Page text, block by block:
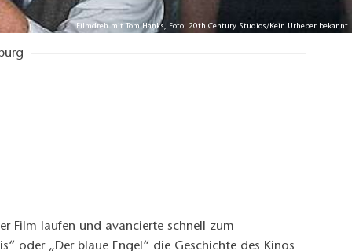
Filmdreh mit Tom Hanks, Foto: 20th Century Studios/Kein Urheber bekannt
Film laufen und avancierte schnell zum
oder „Der blaue Engel“ die Geschichte des Kinos